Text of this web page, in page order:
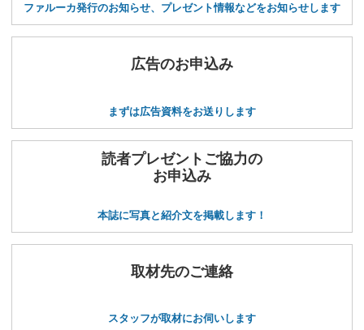
ファルーカ発行のお知らせ、プレゼント情報などをお知らせします
広告のお申込み
まずは広告資料をお送りします
読者プレゼントご協力の
お申込み
本誌に写真と紹介文を掲載します！
取材先のご連絡
スタッフが取材にお伺いします